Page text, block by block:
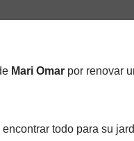
Mari Omar por renovar
encontrar todo para su